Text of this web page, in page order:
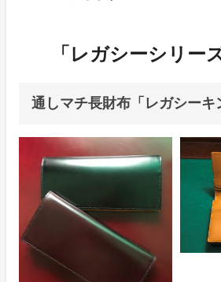
「レガシーシリー
通しマチ長財布「レガシーキ